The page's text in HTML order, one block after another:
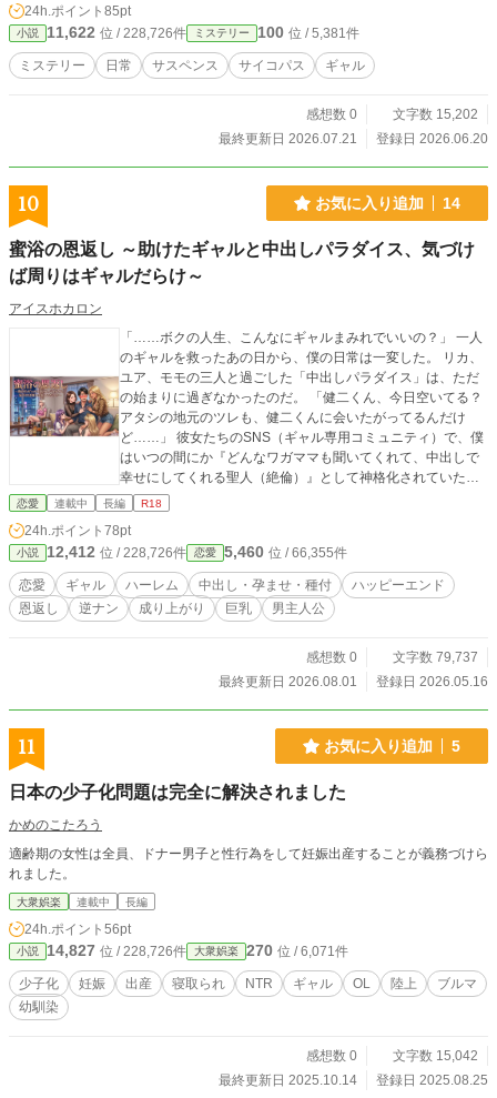
24h.ポイント 85pt
小説 11,622 位 / 228,726件 ミステリー 100 位 / 5,381件
ミステリー 日常 サスペンス サイコパス ギャル
感想数 0
文字数 15,202
最終更新日 2026.07.21
登録日 2026.06.20
10 お気に入り追加 14
蜜浴の恩返し ～助けたギャルと中出しパラダイス、気づけ
ば周りはギャルだらけ～
アイスホカロン
「……ボクの人生、こんなにギャルまみれでいいの？」 一人
のギャルを救ったあの日から、僕の日常は一変した。 リカ、
ユア、モモの三人と過ごした「中出しパラダイス」は、ただ
の始まりに過ぎなかったのだ。 「健二くん、今日空いてる？
アタシの地元のツレも、健二くんに会いたがってるんだけ
ど……」 彼女たちのSNS（ギャル専用コミュニティ）で、僕
はいつの間にか『どんなワガママも聞いてくれて、中出しで
幸せにしてくれる聖人（絶倫）』として神格化されていた。
入れ替わり立ち替わり、僕の元を訪れる色とりどりのギャル
人、また一人と「ボクの味」を覚えたギャルたちが、トロけ
た表情で僕の種を強請ってくる。 「ねえ、アタシも仲間に入
れて？ 健二くんの子供、欲しいな……」 断る理由なんてな
い。だって、みんな最高に可愛くて、最高にエロいんだか
ら。 助けたギャルは100％ヤレる——。 そんな夢のような
イス）へと引きずり込んでいく！
恋愛 連載中 長編 R18
24h.ポイント 78pt
小説 12,412 位 / 228,726件 恋愛 5,460 位 / 66,355件
恋愛 ギャル ハーレム 中出し・孕ませ・種付
ハッピーエンド
恩返し
逆ナン 成り上がり 巨乳 男主人公
感想数 0
文字数 79,737
最終更新日 2026.08.01
登録日 2026.05.16
11 お気に入り追加 5
日本の少子化問題は完全に解決されました
かめのこたろう
適齢期の女性は全員、ドナー男子と性行為をして妊娠出産することが義務づけら
れました。
大衆娯楽 連載中 長編
24h.ポイント 56pt
小説 14,827 位 / 228,726件 大衆娯楽 270 位 / 6,071件
少子化 妊娠 出産 寝取られ NTR ギャル OL 陸上
ブルマ
幼馴染
感想数 0
文字数 15,042
最終更新日 2025.10.14
登録日 2025.08.25